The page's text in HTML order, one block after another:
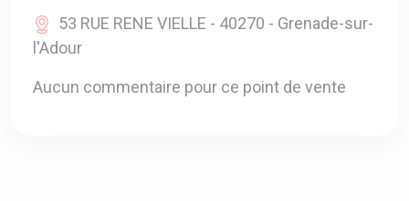
53 RUE RENE VIELLE - 40270 - Grenade-sur-
l'Adour
Aucun commentaire pour ce point de vente